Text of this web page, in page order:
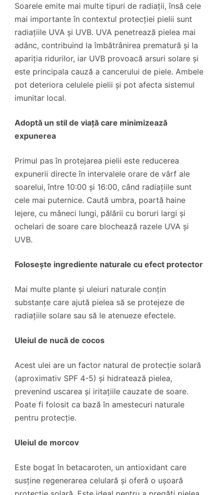
Soarele emite mai multe tipuri de radiații, însă cele
mai importante în contextul protecției pielii sunt
radiațiile UVA și UVB. UVA penetrează pielea mai
adânc, contribuind la îmbătrânirea prematură și la
apariția ridurilor, iar UVB provoacă arsuri solare și
este principala cauză a cancerului de piele. Ambele
pot deteriora celulele pielii și pot afecta sistemul
imunitar local.
Adoptă un stil de viață care minimizează
expunerea
Primul pas în protejarea pielii este reducerea
expunerii directe în intervalele orare de vârf ale
soarelui, între 10:00 și 16:00, când radiațiile sunt
cele mai puternice. Caută umbra, poartă haine
lejere, cu mâneci lungi, pălării cu boruri largi și
ochelari de soare care blochează razele UVA și
UVB.
Folosește ingrediente naturale cu efect protector
Mai multe plante și uleiuri naturale conțin
substanțe care ajută pielea să se protejeze de
radiațiile solare sau să le atenueze efectele.
Uleiul de nucă de cocos
Acest ulei are un factor natural de protecție solară
(aproximativ SPF 4-5) și hidratează pielea,
prevenind uscarea și iritațiile cauzate de soare.
Poate fi folosit ca bază în amestecuri naturale
pentru protecție.
Uleiul de morcov
Este bogat în betacaroten, un antioxidant care
susține regenerarea celulară și oferă o ușoară